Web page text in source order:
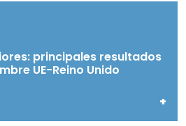
principales resultados
UE-Reino Unido
+